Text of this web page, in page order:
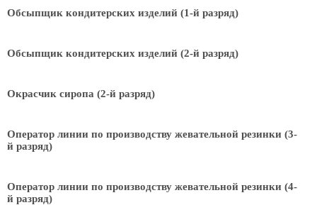
Обсыпщик кондитерских изделий (1-й разряд)
Обсыпщик кондитерских изделий (2-й разряд)
Окрасчик сиропа (2-й разряд)
Оператор линии по производству жевательной резинки (3-
й разряд)
Оператор линии по производству жевательной резинки (4-
й разряд)